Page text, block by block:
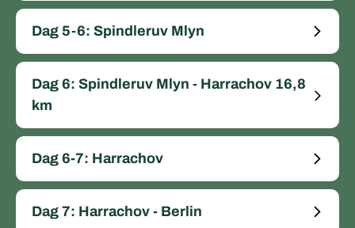
Dag 5-6: Spindleruv Mlyn
Dag 6: Spindleruv Mlyn - Harrachov 16,8
km
Dag 6-7: Harrachov
Dag 7: Harrachov - Berlin